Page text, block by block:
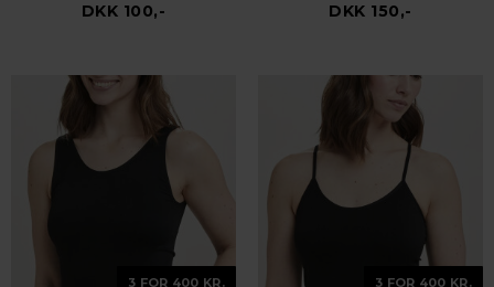
DKK 100,- DKK 150,-
3 FOR 400 KR. 3 FOR 400 KR.